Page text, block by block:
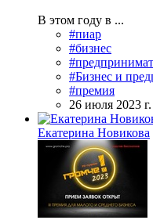
В этом году в ...
#пиар
#бизнес
#Бизнес и
#премия
26 июля 2023 г.
Екатерина Новикова